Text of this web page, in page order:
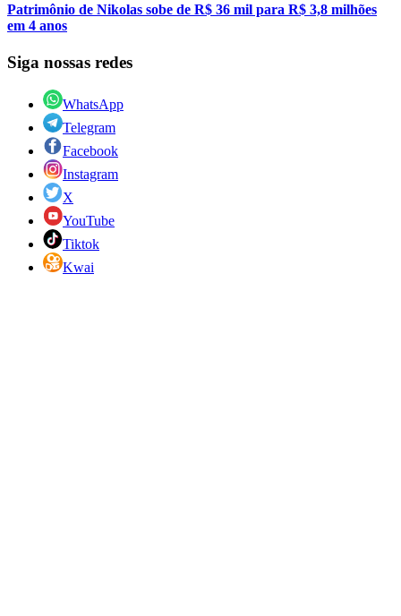
Patrimônio de Nikolas sobe de R$ 36 mil para R$ 3,8 milhões
em 4 anos
Siga nossas redes
WhatsApp
Telegram
Facebook
Instagram
X
YouTube
Tiktok
Kwai